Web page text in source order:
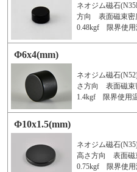
ネオジム磁石
方向 表面磁束密
0.48kgf 限界使
Φ6x4(mm)
ネオジム磁石
さ方向 表面磁束
1.4kgf 限界使用
Φ10x1.5(mm)
ネオジム磁石
高さ方向 表面磁
0.75kgf 限界使